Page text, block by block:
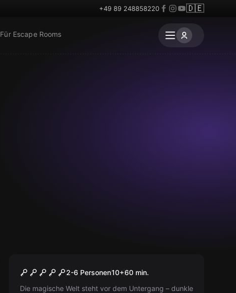
+49 89 248858220 🇩🇪
Für Escape Rooms
Populär
Die Zauberschule
2-6 Personen10+60 min.
Die magische Welt steht vor dem Untergang – dunkle